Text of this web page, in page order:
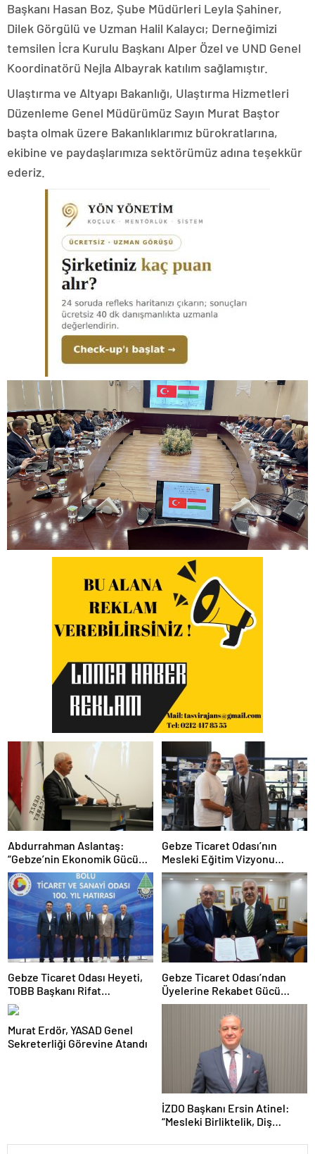
Başkanı Hasan Boz, Şube Müdürleri Leyla Şahiner,
Dilek Görgülü ve Uzman Halil Kalaycı; Derneğimizi
temsilen İcra Kurulu Başkanı Alper Özel ve UND Genel
Koordinatörü Nejla Albayrak katılım sağlamıştır.
Ulaştırma ve Altyapı Bakanlığı, Ulaştırma Hizmetleri
Düzenleme Genel Müdürümüz Sayın Murat Baştor
başta olmak üzere Bakanlıklarımız bürokratlarına,
ekibine ve paydaşlarımıza sektörümüz adına teşekkür
ederiz.
Abdurrahman Aslantaş:
“Gebze’nin Ekonomik Gücünü
Daha da İleri Taşıyacağız”
Gebze Ticaret Odası’nın
Mesleki Eğitim Vizyonu
İstihdamla Taçlandı
Gebze Ticaret Odası Heyeti,
TOBB Başkanı Rifat
Hisarcıklıoğlu ile Bolu’da Bir
Araya GeldiGebze Ticaret
Odası Heyeti, TOBB Başkanı
Rifat Hisarcıklıoğlu ile Bolu’da
Gebze Ticaret Odası’ndan
Üyelerine Rekabet Gücü
Kazandıracak Stratejik İş
Murat Erdör, YASAD Genel
Sekreterliği Görevine Atandı
İZDO Başkanı Ersin Atinel:
“Mesleki Birliktelik, Diş
Vazgeçilmez”